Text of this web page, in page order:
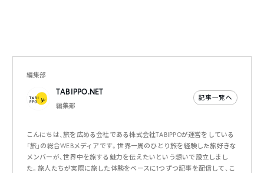
編集部
TABIPPO.NET
編集部
記事一覧へ
こんにちは、旅を広める会社である株式会社TABIPPOが運営をしている
「旅」の総合WEBメディアです。世界一周のひとり旅を経験した旅好きな
メンバーが、世界中を旅する魅力を伝えたいという想いで設立しまし
た。旅人たちが実際に旅した体験をベースに1つずつ記事を配信して、こ